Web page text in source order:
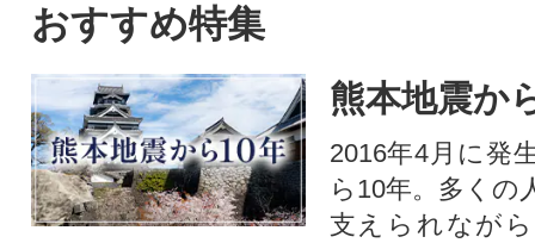
おすすめ特集
熊本地震か
2016年4月に発
ら10年。多くの
支えられなが